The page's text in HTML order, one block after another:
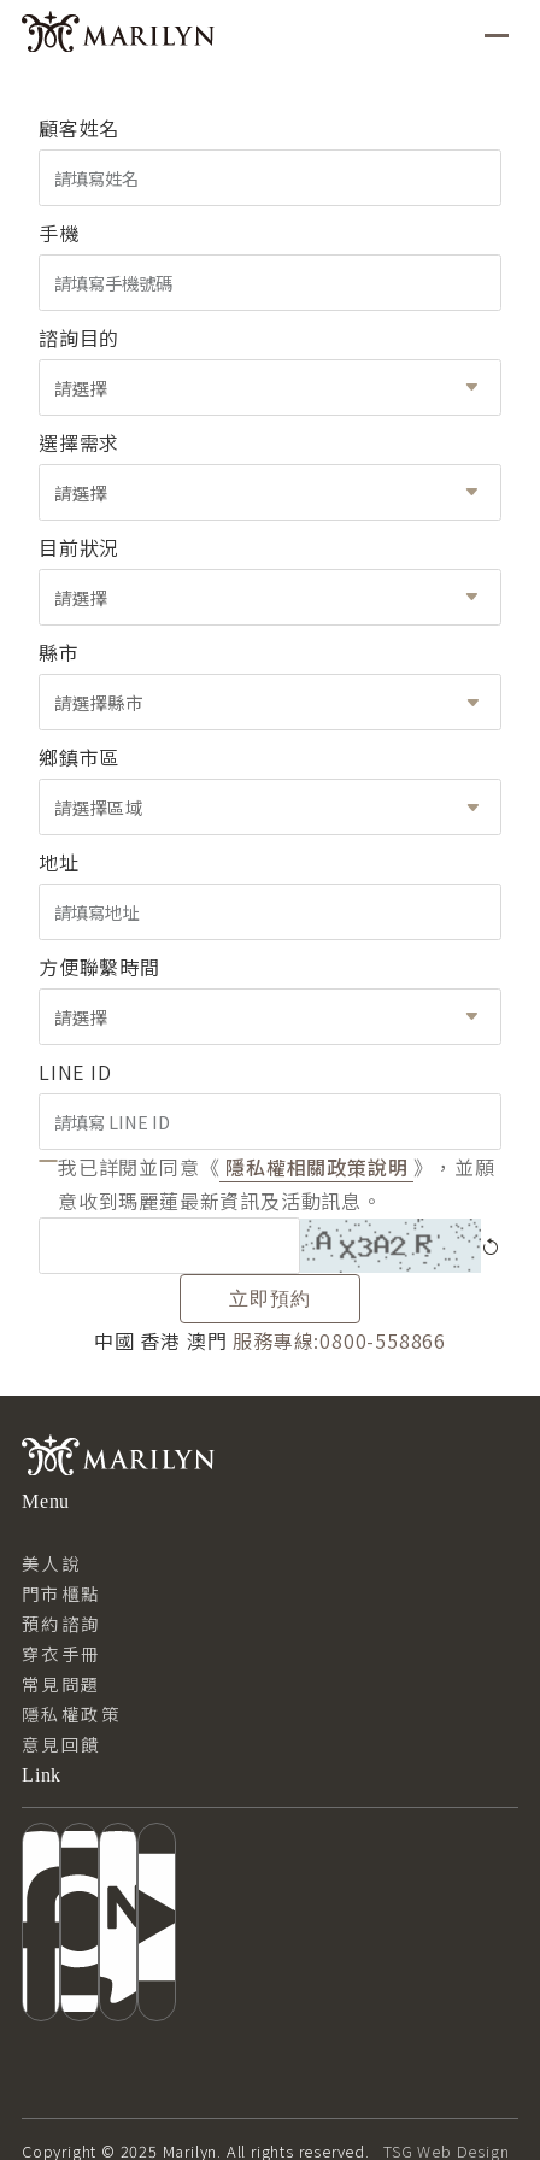
顧客姓名
手機
諮詢目的
請選擇
選擇需求
請選擇
目前狀況
請選擇
縣市
請選擇縣市
鄉鎮市區
請選擇區域
地址
方便聯繫時間
請選擇
LINE ID
我已詳閱並同意《 隱私權相關政策說明 》，並願
意收到瑪麗蓮最新資訊及活動訊息。
立即預約
中國 香港 澳門服務專線:0800-558866
Menu
美人說
門市櫃點
預約諮詢
穿衣手冊
常見問題
隱私權政策
意見回饋
Link
Copyright © 2025 Marilyn. All rights reserved.TSG Web Design